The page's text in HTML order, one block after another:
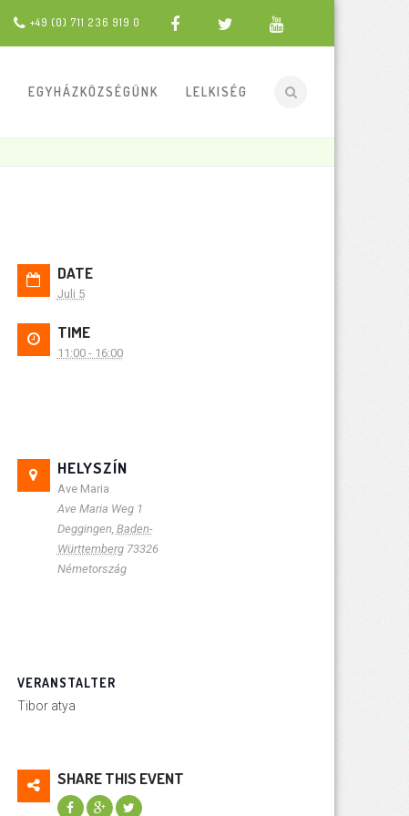
+49 (0) 711 236 919 0
EGYHÁZKÖZSÉGÜNK LELKISÉG
DATE
Juli 5
TIME
11:00 - 16:00
HELYSZÍN
Ave Maria
Ave Maria Weg 1
Deggingen, Baden-
Württemberg 73326
Németország
VERANSTALTER
Tibor atya
SHARE THIS EVENT